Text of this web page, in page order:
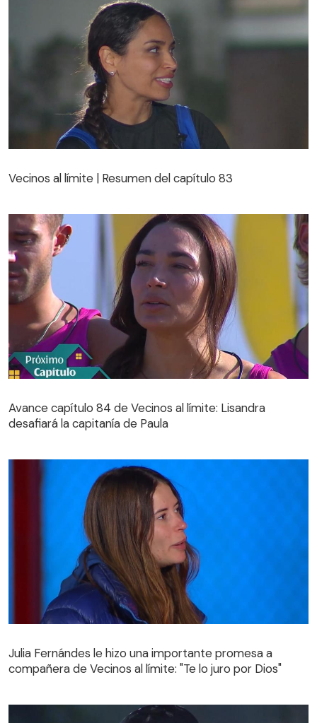
Vecinos al límite | Resumen del capítulo 83
desafiará la capitanía de Paula
Avance capítulo 84 de Vecinos al límite: Lisandra
desafiará la capitanía de Paula
compañera de Vecinos al límite: "Te lo juro por Dios"
Julia Fernándes le hizo una importante promesa a
compañera de Vecinos al límite: "Te lo juro por Dios"